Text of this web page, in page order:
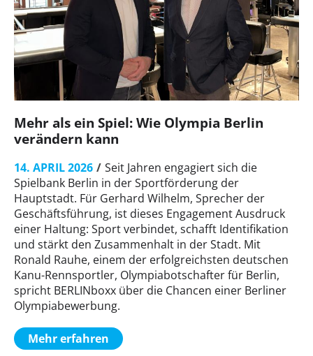
Mehr als ein Spiel: Wie Olympia Berlin
verändern kann
14. APRIL 2026
Seit Jahren engagiert sich die
Spielbank Berlin in der Sportförderung der
Hauptstadt. Für Gerhard Wilhelm, Sprecher der
Geschäftsführung, ist dieses Engagement Ausdruck
einer Haltung: Sport verbindet, schafft Identifikation
und stärkt den Zusammenhalt in der Stadt. Mit
Ronald Rauhe, einem der erfolgreichsten deutschen
Kanu-Rennsportler, Olympiabotschafter für Berlin,
spricht BERLINboxx über die Chancen einer Berliner
Olympiabewerbung.
Mehr erfahren